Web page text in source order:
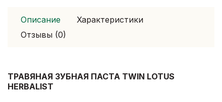
Описание
Характеристики
Отзывы (0)
ТРАВЯНАЯ ЗУБНАЯ ПАСТА TWIN LOTUS
HERBALIST